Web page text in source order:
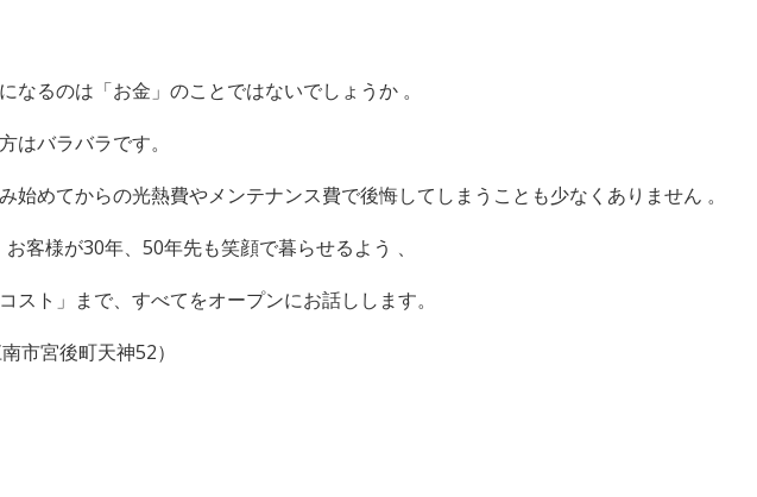
るのは「お金」のことではないでしょうか 。
はバラバラです。
始めてからの光熱費やメンテナンス費で後悔してしまうことも少なくありません 。
客様が30年、50年先も笑顔で暮らせるよう 、
ト」まで、すべてをオープンにお話しします。
市宮後町天神52）